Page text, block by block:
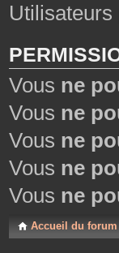
Vous ne
Vous ne
Vous ne
Vous ne
Vous ne
Accueil du forum